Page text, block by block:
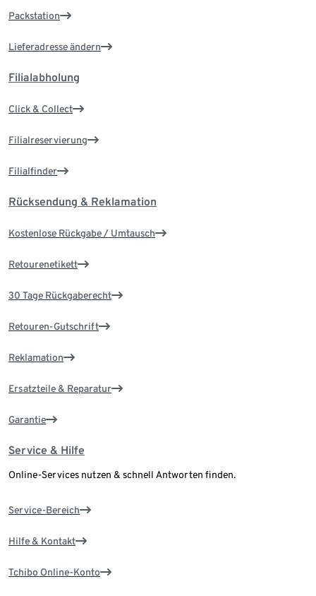
Packstation
Lieferadresse ändern
Filialabholung
Click & Collect
Filialreservierung
Filialfinder
Rücksendung & Reklamation
Kostenlose Rückgabe / Umtausch
Retourenetikett
30 Tage Rückgaberecht
Retouren-Gutschrift
Reklamation
Ersatzteile & Reparatur
Garantie
Service & Hilfe
Online-Services nutzen & schnell Antworten finden.
Service-Bereich
Hilfe & Kontakt
Tchibo Online-Konto